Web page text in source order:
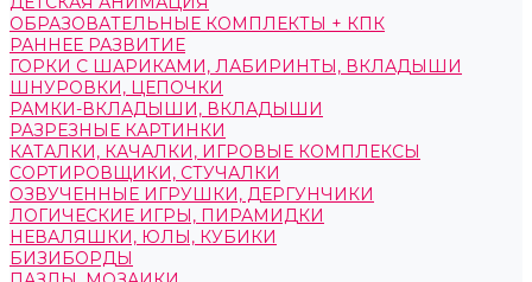
ОБРАЗОВАТЕЛЬНЫЕ КОМПЛЕКТЫ + КПК
РАННЕЕ РАЗВИТИЕ
ГОРКИ С ШАРИКАМИ, ЛАБИРИНТЫ, ВКЛАДЫШИ
ШНУРОВКИ, ЦЕПОЧКИ
РАМКИ-ВКЛАДЫШИ, ВКЛАДЫШИ
РАЗРЕЗНЫЕ КАРТИНКИ
КАТАЛКИ, КАЧАЛКИ, ИГРОВЫЕ КОМПЛЕКСЫ
СОРТИРОВЩИКИ, СТУЧАЛКИ
ОЗВУЧЕННЫЕ ИГРУШКИ, ДЕРГУНЧИКИ
ЛОГИЧЕСКИЕ ИГРЫ, ПИРАМИДКИ
НЕВАЛЯШКИ, ЮЛЫ, КУБИКИ
БИЗИБОРДЫ